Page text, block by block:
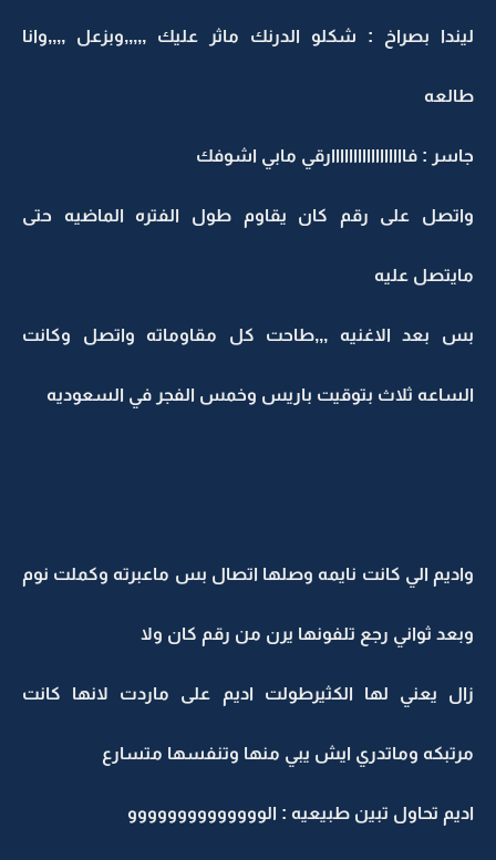
ليندا بصراخ : شكلو الدرنك ماثر عليك ,,,,,وبزعل ,,,,وانا
طالعه
جاسر : فااااااااااااااااارقي مابي اشوفك
واتصل على رقم كان يقاوم طول الفتره الماضيه حتى
مايتصل عليه
بس بعد الاغنيه ,,,طاحت كل مقاوماته واتصل وكانت
الساعه ثلاث بتوقيت باريس وخمس الفجر في السعوديه
واديم الي كانت نايمه وصلها اتصال بس ماعبرته وكملت نوم
وبعد ثواني رجع تلفونها يرن من رقم كان ولا
زال يعني لها الكثيرطولت اديم على ماردت لانها كانت
مرتبكه وماتدري ايش يبي منها وتنفسها متسارع
اديم تحاول تبين طبيعيه : الوووووووووووووو